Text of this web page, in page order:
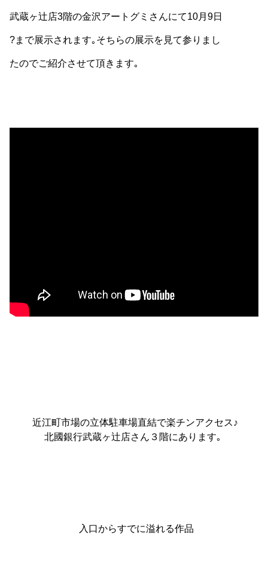
武蔵ヶ辻店3階の金沢アートグミさんにて10月9日
?まで展示されます｡そちらの展示を見て参りまし
たのでご紹介させて頂きます｡
近江町市場の立体駐車場直結で楽チンアクセス♪
北國銀行武蔵ヶ辻店さん３階にあります｡
入口からすでに溢れる作品